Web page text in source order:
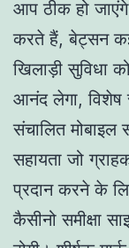
आप ठीक हो
करते हैं, बेट्सन
खिलाड़ी सुविधा
आनंद लेगा, विशेष
संचालित
सहायता जो
प्रदान करने के
कैसीनो समीक्षा